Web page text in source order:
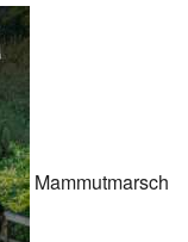
Mammutmarsch